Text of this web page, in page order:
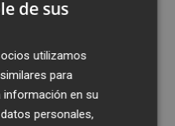
estrategias sostenibles
internas de la granada
Cimeria: Dagnino ilustra
el Bárbaro
de sus
utilizamos
para
información en su
personales,